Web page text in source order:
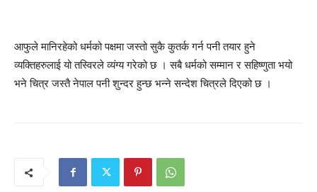
आफुले मानिरहेको धर्मको पक्षमा जस्तो सुकै कुतर्क गर्न पनी तयार हुने
व्यक्तिहरुलाई यो तस्विरले व्यंग्य गरेको छ । सबै धर्मको सम्मान र सहिष्णुता भयो
भने चित्र जस्तै नेपाल पनी शुन्दर हुन्छ भन्ने सन्देश चित्रले दिएको छ ।